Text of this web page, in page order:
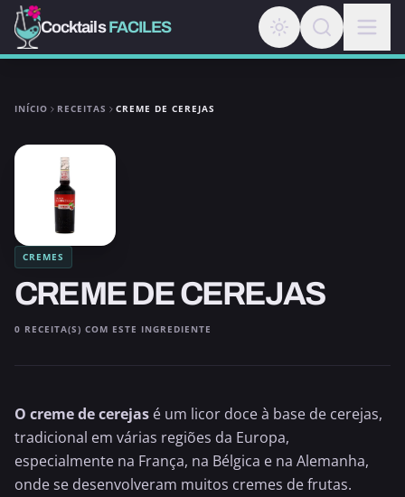
CocktailsFACILES
INÍCIO RECEITAS CREME DE CEREJAS
CREMES
CREME DE CEREJAS
0 RECEITA(S) COM ESTE INGREDIENTE
O creme de cerejas é um licor doce à base de cerejas,
tradicional em várias regiões da Europa,
especialmente na França, na Bélgica e na Alemanha,
onde se desenvolveram muitos cremes de frutas.